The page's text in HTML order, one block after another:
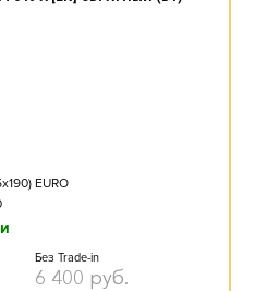
EURO
Без Trade-in
6 400 руб.